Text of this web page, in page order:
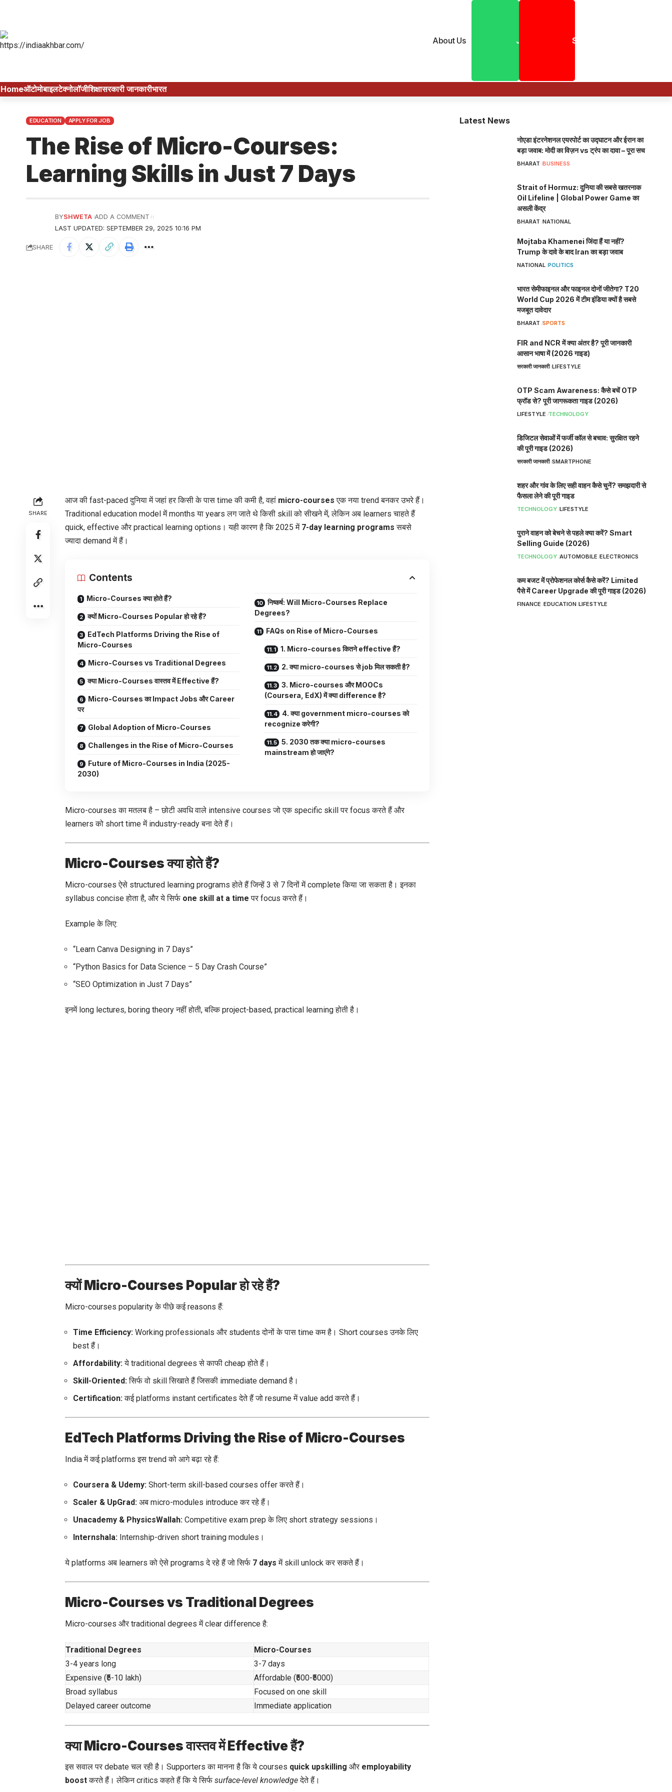
About Us Join Shorts
Homeऑटोमोबाइलटेक्नोलॉजीशिक्षासरकारी जानकारीभारत
EDUCATION APPLY FOR JOB
The Rise of Micro-Courses:
Learning Skills in Just 7 Days
LAST UPDATED: SEPTEMBER 29, 2025 10:16 PM
BYSHWETA ADD A COMMENT
SHARE
SHARE
आज की fast-paced दुनिया में जहां हर किसी के पास time की कमी है, वहां micro-courses एक नया trend बनकर उभरे हैं।
Traditional education model में months या years लग जाते थे किसी skill को सीखने में, लेकिन अब learners चाहते हैं
quick, effective और practical learning options। यही कारण है कि 2025 में 7-day learning programs सबसे
ज्यादा demand में हैं।
Contents
Micro-Courses क्या होते हैं?
क्यों Micro-Courses Popular हो रहे हैं?
EdTech Platforms Driving the Rise of
Micro-Courses
Micro-Courses vs Traditional Degrees
क्या Micro-Courses वास्तव में Effective हैं?
Micro-Courses का Impact Jobs और Career
पर
Global Adoption of Micro-Courses
Challenges in the Rise of Micro-Courses
Future of Micro-Courses in India (2025-
2030)
निष्कर्ष: Will Micro-Courses Replace
Degrees?
FAQs on Rise of Micro-Courses
1. Micro-courses कितने effective हैं?
2. क्या micro-courses से job मिल सकती है?
3. Micro-courses और MOOCs
(Coursera, EdX) में क्या difference है?
4. क्या government micro-courses को
recognize करेगी?
5. 2030 तक क्या micro-courses
mainstream हो जाएंगे?
Micro-courses का मतलब है – छोटी अवधि वाले intensive courses जो एक specific skill पर focus करते हैं और
learners को short time में industry-ready बना देते हैं।
Micro-Courses क्या होते हैं?
Micro-courses ऐसे structured learning programs होते हैं जिन्हें 3 से 7 दिनों में complete किया जा सकता है। इनका
syllabus concise होता है, और ये सिर्फ one skill at a time पर focus करते हैं।
Example के लिए:
“Learn Canva Designing in 7 Days”
“Python Basics for Data Science – 5 Day Crash Course”
“SEO Optimization in Just 7 Days”
इनमें long lectures, boring theory नहीं होती, बल्कि project-based, practical learning होती है।
क्यों Micro-Courses Popular हो रहे हैं?
Micro-courses popularity के पीछे कई reasons हैं:
Time Efficiency: Working professionals और students दोनों के पास time कम है। Short courses उनके लिए
best हैं।
Affordability:ये traditional degrees से काफी cheap होते हैं।
Skill-Oriented:सिर्फ वो skill सिखाते हैं जिसकी immediate demand है।
Certification:कई platforms instant certificates देते हैं जो resume में value add करते हैं।
EdTech Platforms Driving the Rise of Micro-Courses
India में कई platforms इस trend को आगे बढ़ा रहे हैं:
Coursera & Udemy: Short-term skill-based courses offer करते हैं।
Scaler & UpGrad: अब micro-modules introduce कर रहे हैं।
Unacademy & PhysicsWallah: Competitive exam prep के लिए short strategy sessions।
Internshala: Internship-driven short training modules।
ये platforms अब learners को ऐसे programs दे रहे हैं जो सिर्फ 7 days में skill unlock कर सकते हैं।
Micro-Courses vs Traditional Degrees
Micro-courses और traditional degrees में clear difference है:
Traditional Degrees
Micro-Courses
3-4 years long
3-7 days
Expensive (₹5-10 lakh)
Affordable (₹500-₹5000)
Broad syllabus
Focused on one skill
Delayed career outcome
Immediate application
क्या Micro-Courses वास्तव में Effective हैं?
इस सवाल पर debate चल रही है। Supporters का मानना है कि ये courses quick upskilling और employability
boostकरते हैं। लेकिन critics कहते हैं कि ये सिर्फ surface-level knowledgeदेते हैं।
Latest News
नोएडा इंटरनेशनल एयरपोर्ट का उद्घाटन और ईरान का
बड़ा जवाब: मोदी का विज़न vs ट्रंप का दावा – पूरा सच
BHARAT BUSINESS
Strait of Hormuz: दुनिया की सबसे खतरनाक
Oil Lifeline | Global Power Game का
असली केंद्र
BHARAT NATIONAL
Mojtaba Khamenei जिंदा हैं या नहीं?
Trump के दावे के बाद Iran का बड़ा जवाब
NATIONAL POLITICS
भारत सेमीफाइनल और फाइनल दोनों जीतेगा? T20
World Cup 2026 में टीम इंडिया क्यों है सबसे
मजबूत दावेदार
BHARAT SPORTS
FIR and NCR में क्या अंतर है? पूरी जानकारी
आसान भाषा में (2026 गाइड)
सरकारी जानकारी LIFESTYLE
OTP Scam Awareness: कैसे बचें OTP
फ्रॉड से? पूरी जागरूकता गाइड (2026)
LIFESTYLE TECHNOLOGY
डिजिटल सेवाओं में फर्जी कॉल से बचाव: सुरक्षित रहने
की पूरी गाइड (2026)
सरकारी जानकारी SMARTPHONE
शहर और गांव के लिए सही वाहन कैसे चुनें? समझदारी से
फैसला लेने की पूरी गाइड
TECHNOLOGY LIFESTYLE
पुराने वाहन को बेचने से पहले क्या करें? Smart
Selling Guide (2026)
TECHNOLOGY AUTOMOBILE ELECTRONICS
कम बजट में प्रोफेशनल कोर्स कैसे करें? Limited
पैसे में Career Upgrade की पूरी गाइड (2026)
FINANCE EDUCATION LIFESTYLE